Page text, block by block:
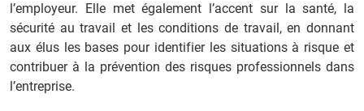
l’employeur. Elle met également l’accent sur la santé, la
sécurité au travail et les conditions de travail, en donnant
aux élus les bases pour identifier les situations à risque et
contribuer à la prévention des risques professionnels dans
l’entreprise.